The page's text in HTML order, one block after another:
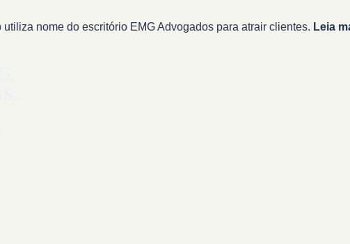
nome do escritório EMG Advogados para atrair clientes. Leia